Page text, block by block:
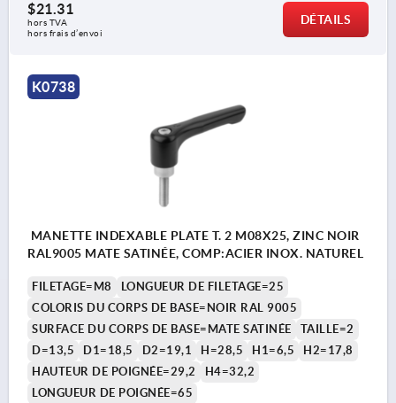
$21.31
hors TVA
hors frais d’envoi
DÉTAILS
K0738
MANETTE INDEXABLE PLATE T. 2 M08X25, ZINC NOIR
RAL9005 MATE SATINÉE, COMP:ACIER INOX. NATUREL
FILETAGE=M8
LONGUEUR DE FILETAGE=25
COLORIS DU CORPS DE BASE=NOIR RAL 9005
SURFACE DU CORPS DE BASE=MATE SATINÉE
TAILLE=2
D=13,5
D1=18,5 D2=19,1 H=28,5 H1=6,5
H2=17,8
HAUTEUR DE POIGNÉE=29,2
H4=32,2
LONGUEUR DE POIGNÉE=65